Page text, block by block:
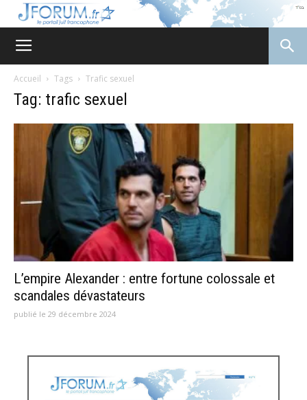
Accueil Tags Trafic sexuel
Tag: trafic sexuel
L’empire Alexander : entre fortune colossale et
scandales dévastateurs
publié le 29 décembre 2024